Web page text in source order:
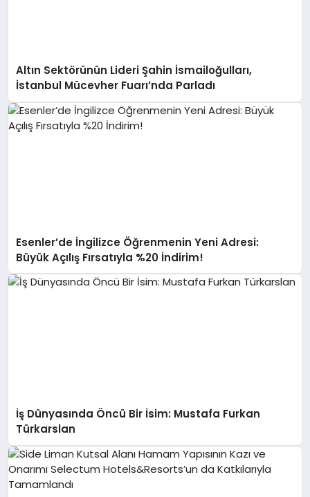
Altın Sektörünün Lideri Şahin İsmailoğulları,
İstanbul Mücevher Fuarı’nda Parladı ￼
Esenler’de İngilizce Öğrenmenin Yeni Adresi:
Büyük Açılış Fırsatıyla %20 İndirim!
İş Dünyasında Öncü Bir İsim: Mustafa Furkan
Türkarslan